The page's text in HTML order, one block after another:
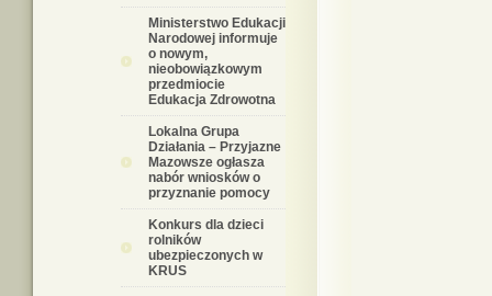
Ministerstwo Edukacji
Narodowej informuje
o nowym,
nieobowiązkowym
przedmiocie
Edukacja Zdrowotna
Lokalna Grupa
Działania – Przyjazne
Mazowsze ogłasza
nabór wniosków o
przyznanie pomocy
Konkurs dla dzieci
rolników
ubezpieczonych w
KRUS